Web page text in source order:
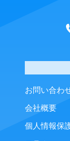
お問い合わ
会社概要
個人情報保